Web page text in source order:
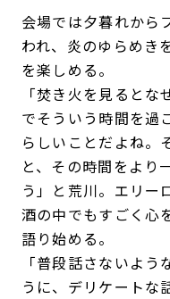
会場では夕暮れから
われ、炎のゆらめき
を楽しめる。
「焚き火を見ると
でそういう時間を過
らしいことだよね。
と、その時間をより
う」と荒川。エリー
酒の中でもすごく心
語り始める。
「普段話さないよ
うに、デリケートな